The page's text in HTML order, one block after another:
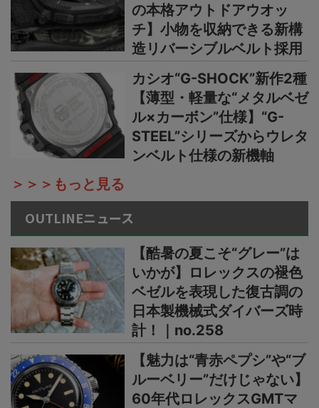
の本格アウトドアウオッ
チ】小物を収納できる新構
造リバーシブルベルト採用
カシオ“G-SHOCK”新作2種
【薄型・軽量な“メタルベゼ
ル×カーボン”仕様】“G-
STEEL”シリーズからウレタ
ンベルト仕様の新機軸
＞＞＞もっと見る
OUTLINEニュース
【酷暑の夏こそ“グレー”は
いかが】ロレックスの褪色
ベゼルを表現した復古調の
日本製機械式ダイバーズ時
計！｜no.258
【魅力は“青赤ペプシ”や“ブ
ルーベリー”だけじゃない】
60年代ロレックスGMTマ